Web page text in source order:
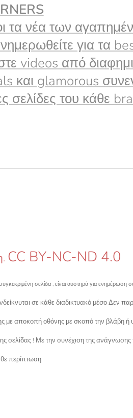
τα νέα των
για τα
videos από
glamorous
σελίδες του κάθε
CC BY-NC-ND 4.0
σελίδα , είναι αυστηρά για ενημέρωση
σε κάθε διαδικτυακό μέσο Δεν
με αποκοπή οθόνης με σκοπό την βλάβη
σελίδας ! Με την συνέχιση της ανάγνωσης
περίπτωση